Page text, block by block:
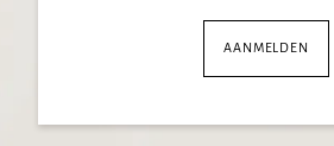
AANMELDEN